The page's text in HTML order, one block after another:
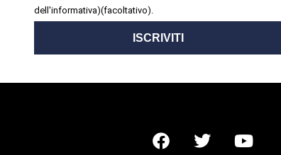
dell'informativa)(facoltativo).
ISCRIVITI